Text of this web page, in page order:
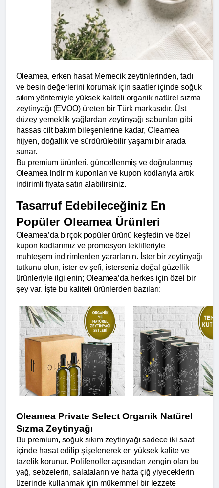
Oleamea, erken hasat Memecik zeytinlerinden, tadı
ve besin değerlerini korumak için saatler içinde soğuk
sıkım yöntemiyle yüksek kaliteli organik natürel sızma
zeytinyağı (EVOO) üreten bir Türk markasıdır. Üst
düzey yemeklik yağlardan zeytinyağı sabunları gibi
hassas cilt bakım bileşenlerine kadar, Oleamea
hijyen, doğallık ve sürdürülebilir yaşamı bir arada
sunar.
Bu premium ürünleri, güncellenmiş ve doğrulanmış
Oleamea indirim kuponları ve kupon kodlarıyla artık
indirimli fiyata satın alabilirsiniz.
Tasarruf Edebileceğiniz En
Popüler Oleamea Ürünleri
Oleamea’da birçok popüler ürünü keşfedin ve özel
kupon kodlarımız ve promosyon teklifleriyle
muhteşem indirimlerden yararlanın. İster bir zeytinyağı
tutkunu olun, ister ev şefi, isterseniz doğal güzellik
ürünleriyle ilgilenin; Oleamea’da herkes için özel bir
şey var. İşte bu kaliteli ürünlerden bazıları:
Oleamea Private Select Organik Natürel
Sızma Zeytinyağı
Bu premium, soğuk sıkım zeytinyağı sadece iki saat
içinde hasat edilip şişelenerek en yüksek kalite ve
tazelik korunur. Polifenoller açısından zengin olan bu
yağ, sebzelerin, salataların ve hatta çiğ yiyeceklerin
üzerinde kullanmak için mükemmel bir lezzete